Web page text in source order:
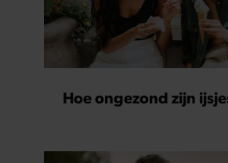
Hoe ongezond zijn